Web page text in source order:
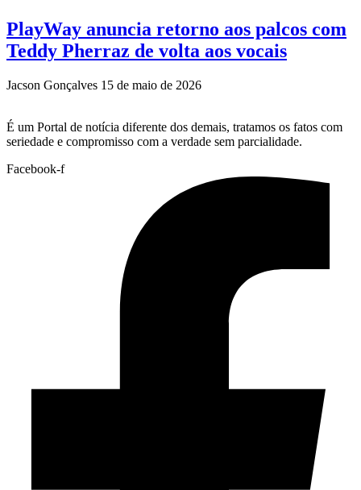
PlayWay anuncia retorno aos palcos com
Teddy Pherraz de volta aos vocais
Jacson Gonçalves 15 de maio de 2026
É um Portal de notícia diferente dos demais, tratamos os fatos com
seriedade e compromisso com a verdade sem parcialidade.
Facebook-f